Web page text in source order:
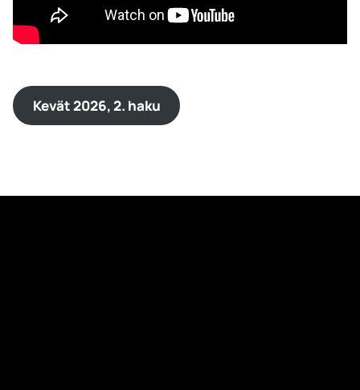
Kevät 2026, 2. haku